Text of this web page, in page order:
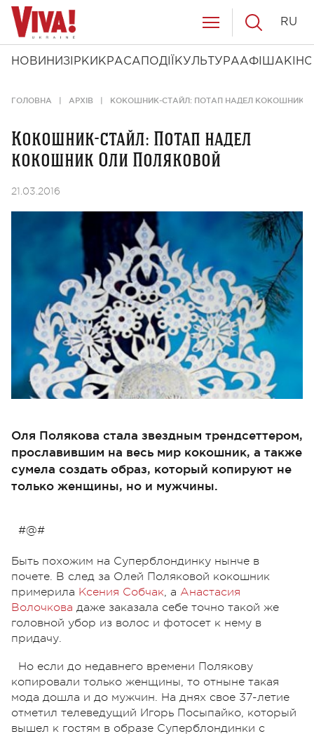
НОВИНИ ЗІРКИ КРАСА ПОДІЇ КУЛЬТУРААФІША КІНО
RU
ГОЛОВНА АРХІВ КОКОШНИК-СТАЙЛ: ПОТАП НАДЕЛ КОКОШНИК
Кокошник-стайл: Потап надел
кокошник Оли Поляковой
21.03.2016
Оля Полякова стала звездным трендсеттером,
прославившим на весь мир кокошник, а также
сумела создать образ, который копируют не
только женщины, но и мужчины.
#@#
Быть похожим на Суперблондинку нынче в
почете. В след за Олей Поляковой кокошник
примерила Ксения Собчак, а Анастасия
Волочкова даже заказала себе точно такой же
головной убор из волос и фотосет к нему в
придачу.
Но если до недавнего времени Полякову
копировали только женщины, то отныне такая
мода дошла и до мужчин. На днях свое 37-летие
отметил телеведущий Игорь Посыпайко, который
вышел к гостям в образе Суперблондинки с